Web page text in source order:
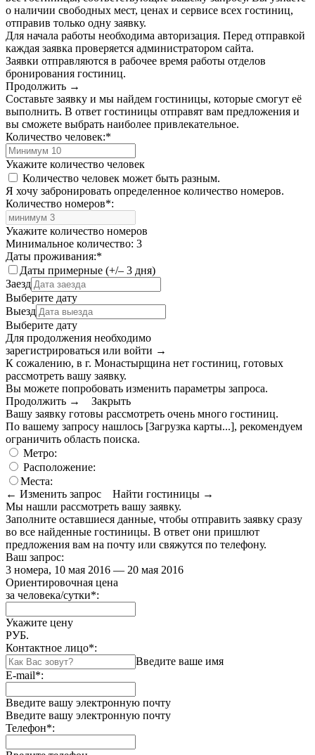
о наличии свободных мест, ценах и сервисе всех гостиниц,
отправив только одну заявку.
Для начала работы необходима авторизация. Перед отправкой
каждая заявка проверяется администратором сайта.
Заявки отправляются в рабочее время работы отделов
бронирования гостиниц.
Продолжить →
Составьте заявку и мы найдем гостиницы, которые смогут её
выполнить. В ответ гостиницы отправят вам предложения и
вы сможете выбрать наиболее привлекательное.
Количество человек:*
Укажите количество человек
Количество человек может быть разным.
Я хочу забронировать определенное количество номеров.
Количество номеров*:
Укажите количество номеров
Минимальное количество: 3
Даты проживания:*
Даты примерные (+/– 3 дня)
Заезд
Выберите дату
Выезд
Выберите дату
Для продолжения необходимо
зарегистрироваться или войти →
К сожалению, в г. Монастырщина нет гостиниц, готовых
рассмотреть вашу заявку.
Вы можете попробовать изменить параметры запроса.
Продолжить →
Закрыть
Вашу заявку готовы рассмотреть очень много гостиниц.
По вашему запросу нашлось [Загрузка карты...], рекомендуем
ограничить область поиска.
Метро:
Расположение:
Места:
← Изменить запрос
Найти гостиницы →
Мы нашли рассмотреть вашу заявку.
Заполните оставшиеся данные, чтобы отправить заявку сразу
во все найденные гостиницы. В ответ они пришлют
предложения вам на почту или свяжутся по телефону.
Ваш запрос:
3 номера, 10 мая 2016 — 20 мая 2016
Ориентировочная цена
за человека/сутки*:
Укажите цену
РУБ.
Контактное лицо*:
Введите ваше имя
E-mail*:
Введите вашу электронную почту
Введите вашу электронную почту
Телефон*: